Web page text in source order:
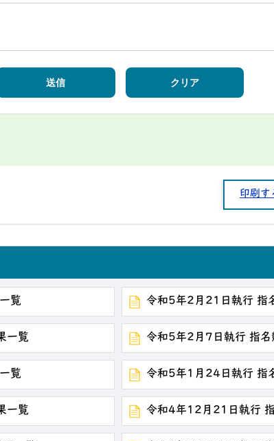
印刷す
覧 令和5年2月21日執行 指
一覧 令和5年2月7日執行 指名
覧 令和5年1月24日執行 指
一覧 令和4年12月21日執行